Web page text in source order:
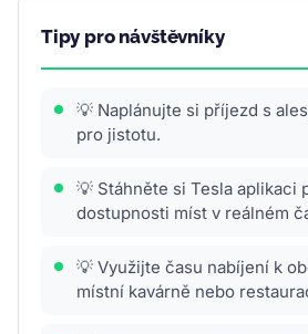
Tipy pro návštěvníky
💡 Naplánujte si příjezd s
pro jistotu.
💡 Stáhněte si Tesla aplikaci
dostupnosti míst v reálném
💡 Využijte času nabíjení k
místní kavárně nebo